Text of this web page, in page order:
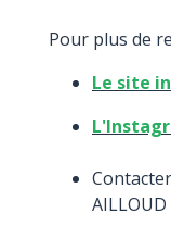
Pour plus de
Le site
AILLOUD